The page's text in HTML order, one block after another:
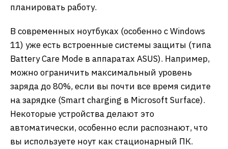
планировать работу.
В современных ноутбуках (особенно с Windows
11) уже есть встроенные системы защиты (типа
Battery Care Mode в аппаратах ASUS). Например,
можно ограничить максимальный уровень
заряда до 80%, если вы почти все время сидите
на зарядке (Smart charging в Microsoft Surface).
Некоторые устройства делают это
автоматически, особенно если распознают, что
вы используете ноут как стационарный ПК.